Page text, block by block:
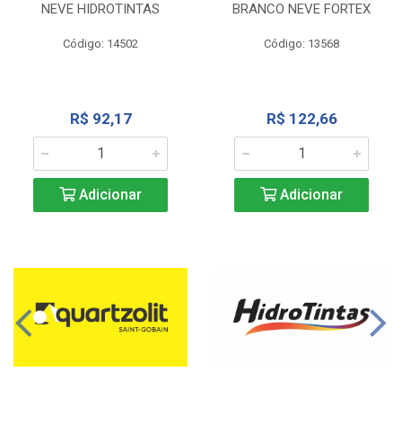
NEVE HIDROTINTAS
Código: 14502
R$ 92,17
Adicionar
BRANCO NEVE FORTEX
Código: 13568
R$ 122,66
Adicionar